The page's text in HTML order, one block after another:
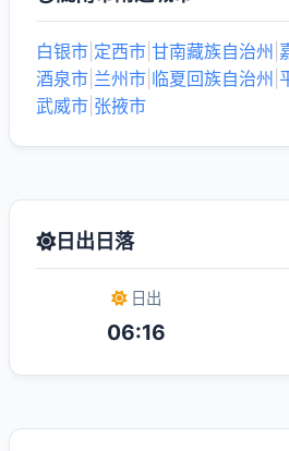
白银市 定西市 甘南藏族自治州
酒泉市 兰州市 临夏回族自治州
武威市 张掖市
日出日落
日出
06:16